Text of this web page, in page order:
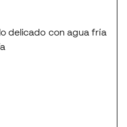
delicado con agua fría